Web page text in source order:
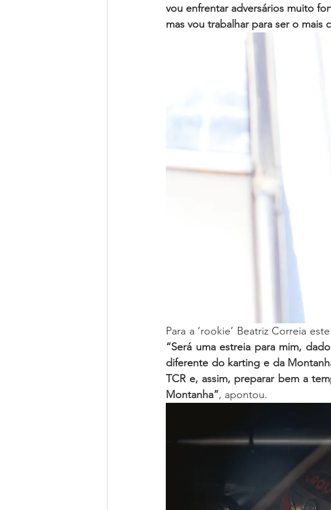
vou enfrentar adversários muito
mas vou trabalhar para ser o mais
“Será uma estreia para mim,
diferente do karting e da
TCR e, assim, preparar bem a
Montanha”, apontou.